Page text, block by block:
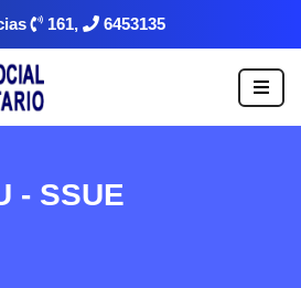
161, 6453135
- SSUE